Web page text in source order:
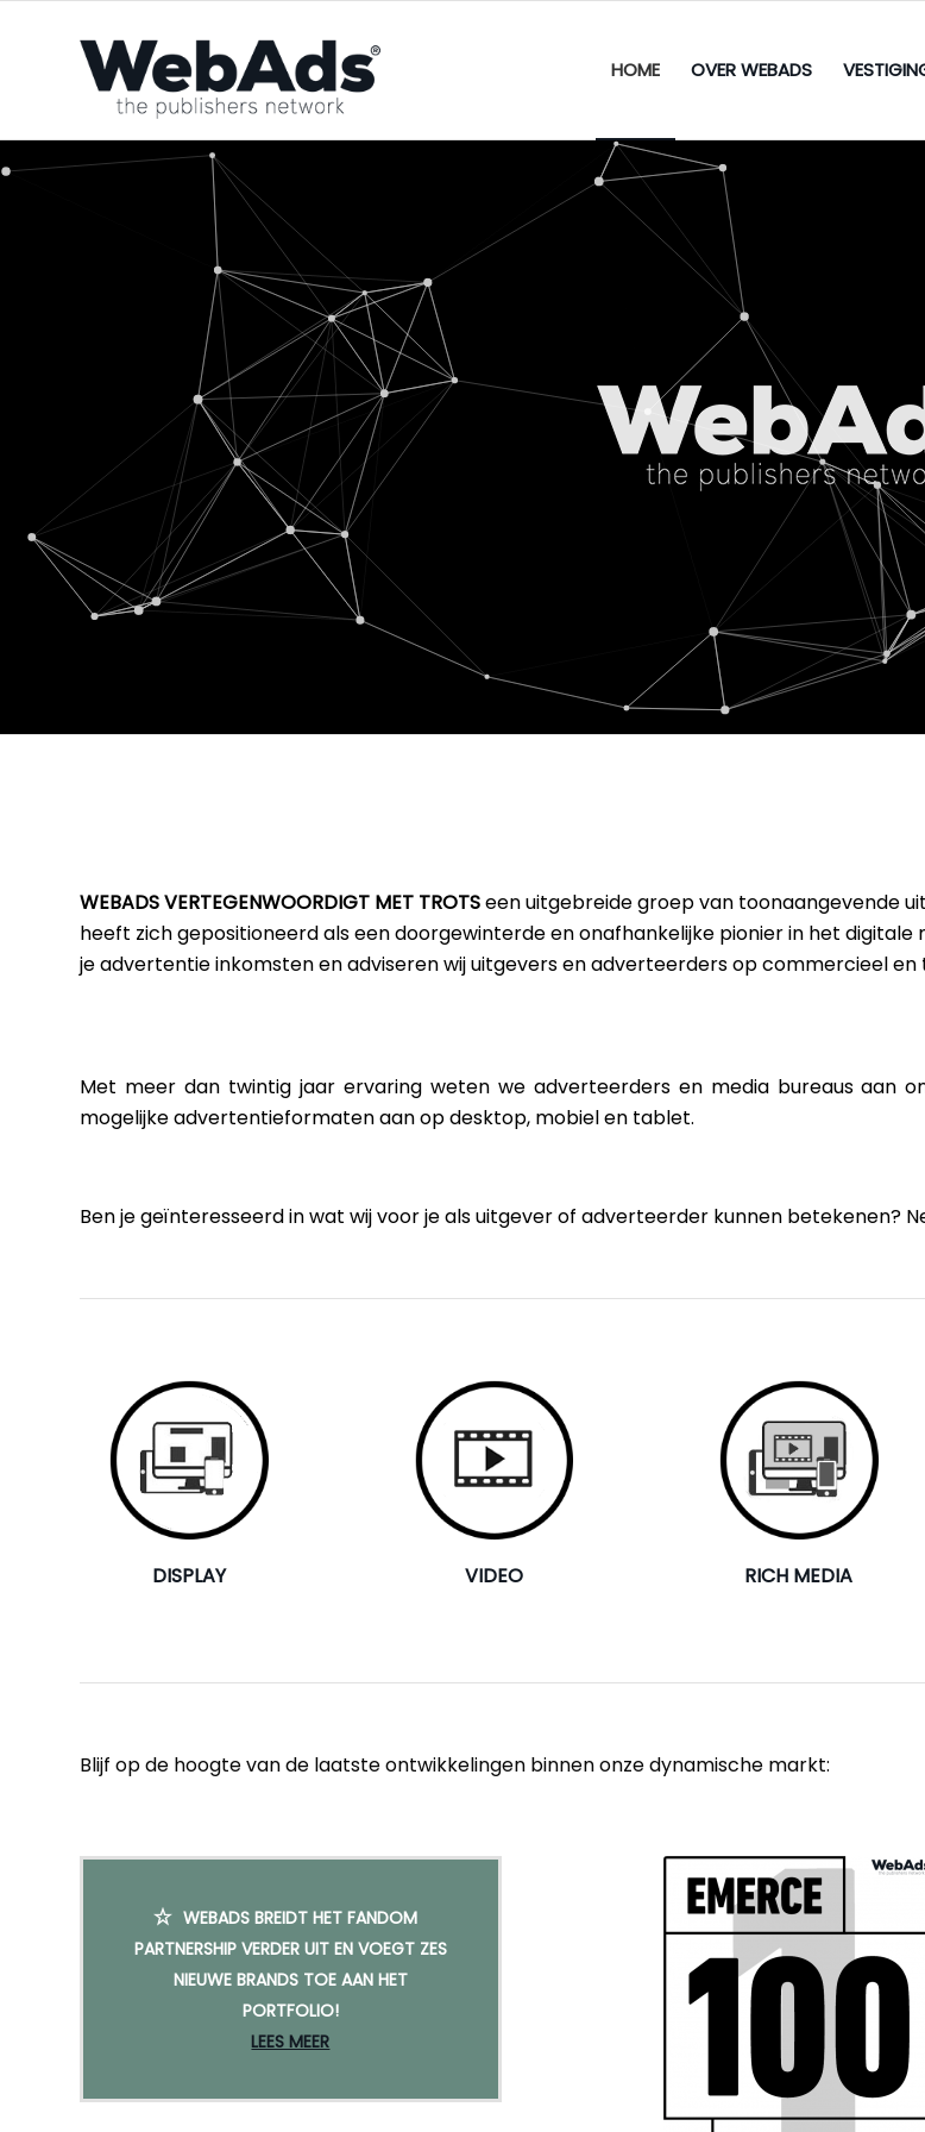
HOME OVER WEBADS
WEBADS VERTEGENWOORDIGT MET TROTSeen uitgebreide groep van toonaangevende
heeft zich gepositioneerd als een doorgewinterde en onafhankelijke pionier in het
je advertentie inkomsten en adviseren wij uitgevers en adverteerders op commercieel en
Met meer dan twintig jaar ervaring weten we adverteerders en media bureaus aan
mogelijke advertentieformaten aan op desktop, mobiel en tablet.
Ben je geïnteresseerd in wat wij voor je als uitgever of adverteerder kunnen betekenen?
DISPLAY VIDEO RICH MEDIA
Blijf op de hoogte van de laatste ontwikkelingen binnen onze dynamische markt:
WEBADS BREIDT HET FANDOM
PARTNERSHIP VERDER UIT EN VOEGT ZES
NIEUWE BRANDS TOE AAN HET
PORTFOLIO!
LEES MEER